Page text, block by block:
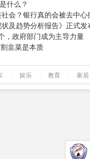
什么？
会？银行真的会被去中心
及趋势分析报告》正式发
，政府部门成为主导力量
韭菜是本质
娱乐 教育 家居